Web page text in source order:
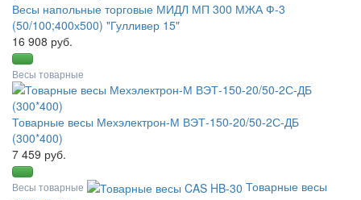
Весы напольные торговые МИДЛ МП 300 МЖА Ф-3
(50/100;400х500) "Гулливер 15"
16 908 руб.
Весы товарные
Товарные весы Мехэлектрон-М ВЭТ-150-20/50-2С-ДБ
(300*400)
7 459 руб.
Весы товарные
Товарные весы